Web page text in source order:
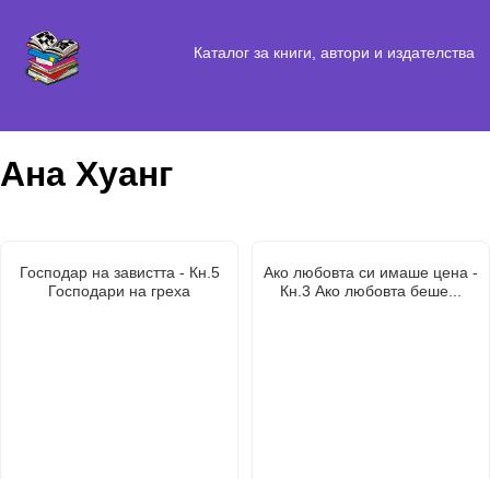
Каталог за книги, автори и издателства
Ана Хуанг
Господар на завистта - Кн.5
Господари на греха
Ако любовта си имаше цена -
Кн.3 Ако любовта беше...